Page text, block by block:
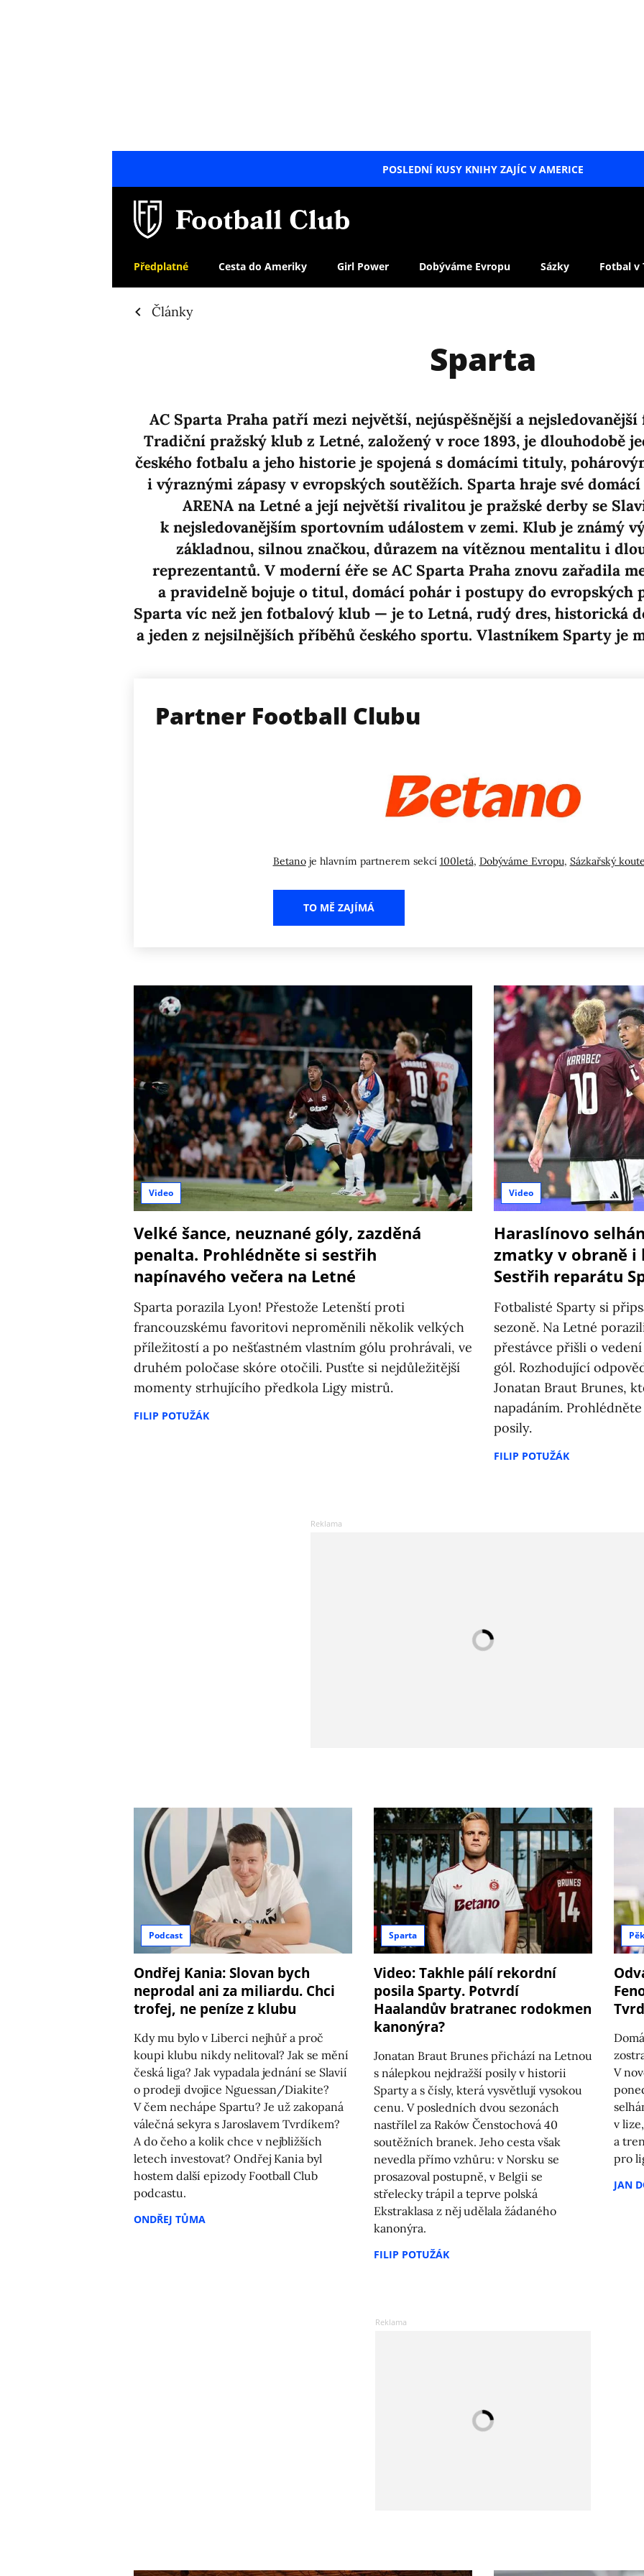
POSLEDNÍ KUSY KNIHY ZAJÍC V AMERICE
Předplatné Cesta do Ameriky Girl Power Dobýváme Evropu Sázky Fotbal v
Články
Sparta
AC Sparta Praha patří mezi největší, nejúspěšnější a
Tradiční pražský klub z Letné, založený v roce 1893, je dlouhodobě
českého fotbalu a jeho historie je spojená s domácími tituly,
i výraznými zápasy v evropských soutěžích. Sparta hraje své
ARENA na Letné a její největší rivalitou je pražské derby se
k nejsledovanějším sportovním událostem v zemi. Klub je známý
základnou, silnou značkou, důrazem na vítěznou mentalitu i
reprezentantů. V moderní éře se AC Sparta Praha znovu zařadila
a pravidelně bojuje o titul, domácí pohár i postupy do evropských
Sparta víc než jen fotbalový klub — je to Letná, rudý dres, historická
a jeden z nejsilnějších příběhů českého sportu. Vlastníkem Sparty je
Partner Football Clubu
Betanoje hlavním partnerem sekcí 100letá, Dobýváme Evropu, Sázkařský
TO MĚ ZAJÍMÁ
Video
Velké šance, neuznané góly, zazděná
penalta. Prohlédněte si sestřih
napínavého večera na Letné
Sparta porazila Lyon! Přestože Letenští proti
francouzskému favoritovi neproměnili několik velkých
příležitostí a po nešťastném vlastním gólu prohrávali, ve
druhém poločase skóre otočili. Pusťte si nejdůležitější
momenty strhujícího předkola Ligy mistrů.
FILIP POTUŽÁK
Video
Haraslínovo
zmatky v obraně i
Sestřih reparátu
Fotbalisté Sparty si
sezoně. Na Letné
přestávce přišli o
gól. Rozhodující
Jonatan Braut Brunes,
napadáním.
posily.
FILIP POTUŽÁK
Podcast
Ondřej Kania: Slovan bych
neprodal ani za miliardu. Chci
trofej, ne peníze z klubu
Kdy mu bylo v Liberci nejhůř a proč
koupi klubu nikdy nelitoval? Jak se mění
česká liga? Jak vypadala jednání se Slavií
o prodeji dvojice Nguessan/Diakite?
V čem nechápe Spartu? Je už zakopaná
válečná sekyra s Jaroslavem Tvrdíkem?
A do čeho a kolik chce v nejbližších
letech investovat? Ondřej Kania byl
hostem další epizody Football Club
podcastu.
ONDŘEJ TŮMA
Sparta
Video: Takhle pálí rekordní
posila Sparty. Potvrdí
Haalandův bratranec rodokmen
kanonýra?
Jonatan Braut Brunes přichází na Letnou
s nálepkou nejdražší posily v historii
Sparty a s čísly, která vysvětlují vysokou
cenu. V posledních dvou sezonách
nastřílel za Raków Čenstochová 40
soutěžních branek. Jeho cesta však
nevedla přímo vzhůru: v Norsku se
prosazoval postupně, v Belgii se
střelecky trápil a teprve polská
Ekstraklasa z něj udělala žádaného
kanonýra.
FILIP POTUŽÁK
V
v
a
pro
JAN